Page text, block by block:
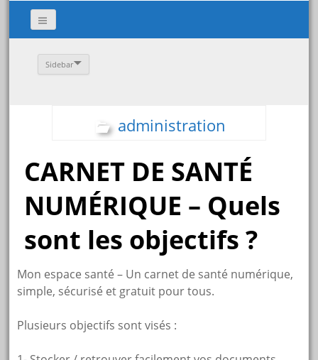
Sidebar
administration
CARNET DE SANTÉ
NUMÉRIQUE – Quels
sont les objectifs ?
Mon espace santé – Un carnet de santé numérique,
simple, sécurisé et gratuit pour tous.
Plusieurs objectifs sont visés :